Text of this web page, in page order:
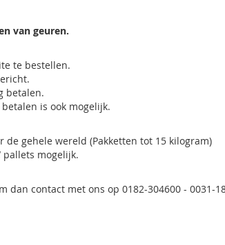
van geuren.
te bestellen.
betalen.
is ook mogelijk.
gehele wereld (Pakketten tot 15 kilogram)
mogelijk.
contact met ons op 0182-304600 - 0031-